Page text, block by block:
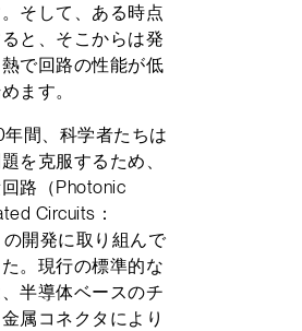
そして、ある時点
と、そこからは発
で回路の性能が低
ます。
間、科学者たちは
を克服するため、
路（Photonic
Circuits：
の開発に取り組んで
。現行の標準的な
半導体ベースのチ
属コネクタにより